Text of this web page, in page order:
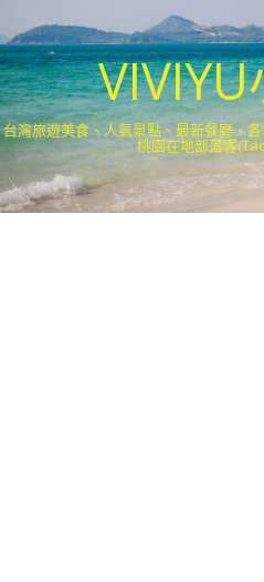
台灣旅遊美食、人氣景點、最新餐廳、
桃園在地部落客